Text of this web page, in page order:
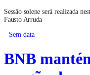
Sessão solene será realizada
Fausto Arruda
Sem data
BNB